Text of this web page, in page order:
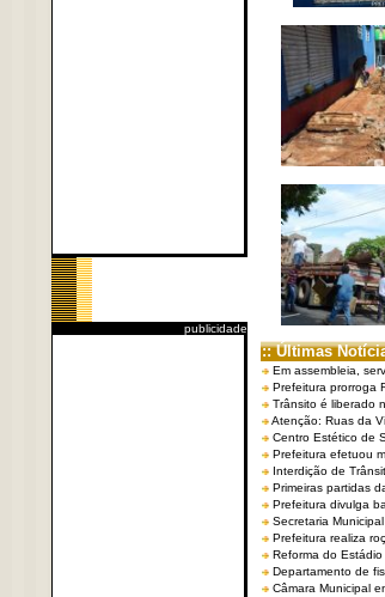
publicidade
:: Últimas
Em assembleia,
Prefeitura prorroga
Trânsito é liberado
Atenção: Ruas da
Centro Estético de
Prefeitura efetuou
Interdição de
Primeiras partidas
Prefeitura divulga
Secretaria
Prefeitura realiza
Reforma do Estádio
Departamento de
Câmara Municipal